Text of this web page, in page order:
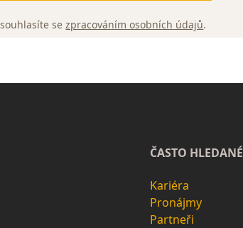
sezpracováním osobních údajů.
ČASTO HLEDANÉ
Kariéra
Pronájmy
Partneři